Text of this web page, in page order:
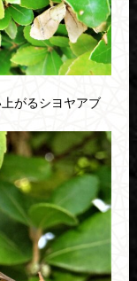
がるシヨヤアブ